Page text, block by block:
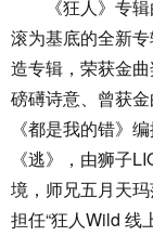
《狂人》专
滚为基底的全新
造专辑，荣获金
磅礡诗意、曾获
《都是我的错》
《逃》，由狮子
境，师兄五月天
担任“狂人Wild 线